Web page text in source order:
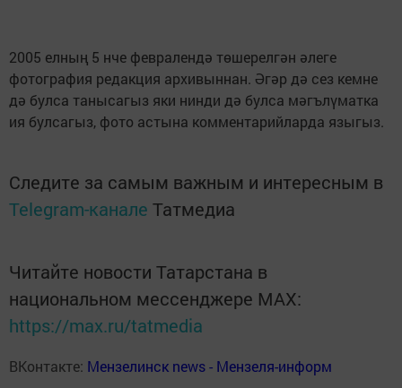
2005 елның 5 нче февралендә төшерелгән әлеге
фотография редакция архивыннан. Әгәр дә сез кемне
дә булса танысагыз яки нинди дә булса мәгълүматка
ия булсагыз, фото астына комментарийларда языгыз.
Следите за самым важным и интересным в
Telegram-канале Татмедиа
Читайте новости Татарстана в
национальном мессенджере MАХ:
https://max.ru/tatmedia
ВКонтакте: Мензелинск news - Мензеля-информ